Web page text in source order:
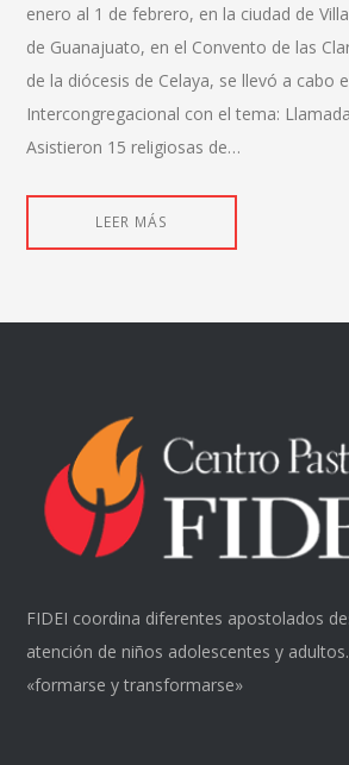
enero al 1 de febrero, en la ciudad de
de Guanajuato, en el Convento de las
de la diócesis de Celaya, se llevó a cabo
Intercongregacional con el tema:
Asistieron 15 religiosas de…
LEER MÁS
FIDEI coordina diferentes apostolados
atención de niños adolescentes y
«formarse y transformarse»